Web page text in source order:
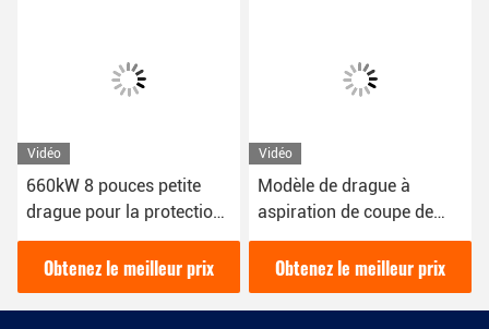
Vidéo
660kW 8 pouces petite
drague pour la protection
de l'environnement de
drague de rivière urbaine
Obtenez le meilleur prix
Vidéo
Modèle de drague à
aspiration de coupe de
tuyaux de 12 pouces avec
une puissance de 200
mètres cubes par heure
Obtenez le meilleur prix